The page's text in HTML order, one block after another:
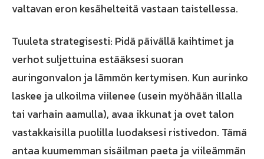
valtavan eron kesähelteitä vastaan taistellessa.
Tuuleta strategisesti: Pidä päivällä kaihtimet ja
verhot suljettuina estääksesi suoran
auringonvalon ja lämmön kertymisen. Kun aurinko
laskee ja ulkoilma viilenee (usein myöhään illalla
tai varhain aamulla), avaa ikkunat ja ovet talon
vastakkaisilla puolilla luodaksesi ristivedon. Tämä
antaa kuumemman sisäilman paeta ja viileämmän